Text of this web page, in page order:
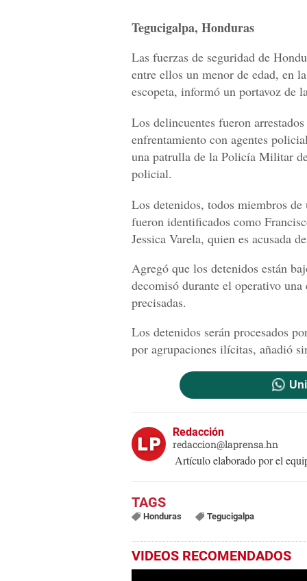
Tegucigalpa, Honduras
Las fuerzas de seguridad de
entre ellos un menor de edad, en
escopeta, informó un portavoz de
Los delincuentes fueron
enfrentamiento con agentes
una patrulla de la Policía Militar
policial.
Los detenidos, todos miembros
fueron identificados como
Jessica Varela, quien es acusada
Agregó que los detenidos están
decomisó durante el operativo
precisadas.
Los detenidos serán procesados
por agrupaciones ilícitas, añadió
Redacción
redaccion@laprensa.hn
Artículo elaborado por el
Honduras Tegucigalpa
VIDEOS RECOMENDADOS